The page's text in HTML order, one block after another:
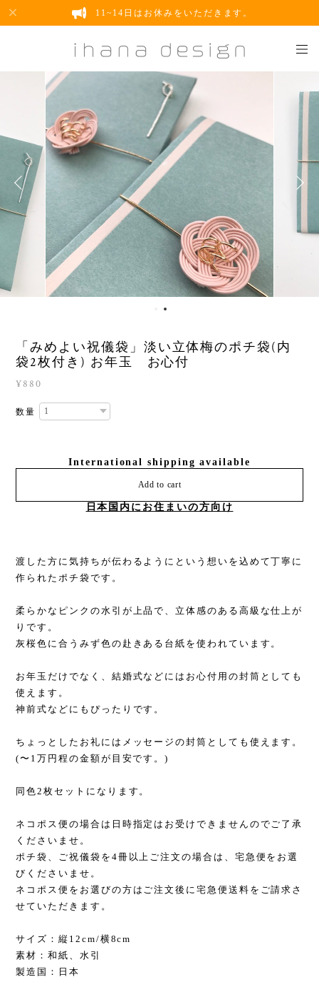
11~14日はお休みをいただきます。
「みめよい祝儀袋」淡い立体梅のポチ袋(内
袋2枚付き) お年玉 お心付
¥880
数量
International shipping available
Add to cart
日本国内にお住まいの方向け
渡した方に気持ちが伝わるようにという想いを込めて丁寧に
作られたポチ袋です。
柔らかなピンクの水引が上品で、立体感のある高級な仕上が
りです。
灰桜色に合うみず色の赴きある台紙を使われています。
お年玉だけでなく、結婚式などにはお心付用の封筒としても
使えます。
神前式などにもぴったりです。
ちょっとしたお礼にはメッセージの封筒としても使えます。
(〜1万円程の金額が目安です。)
同色2枚セットになります。
ネコポス便の場合は日時指定はお受けできませんのでご了承
くださいませ。
ポチ袋、ご祝儀袋を4冊以上ご注文の場合は、宅急便をお選
びくださいませ。
ネコポス便をお選びの方はご注文後に宅急便送料をご請求さ
せていただきます。
サイズ：縦12cm/横8cm
素材：和紙、水引
製造国：日本